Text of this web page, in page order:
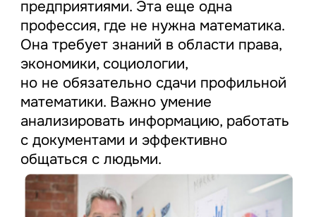
предприятиями. Эта еще одна
профессия, где не нужна математика.
Она требует знаний в области права,
экономики, социологии,
но не обязательно сдачи профильной
математики. Важно умение
анализировать информацию, работать
с документами и эффективно
общаться с людьми.